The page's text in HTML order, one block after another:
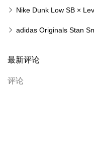
Nike Dunk Low SB ×
adidas Originals Stan
最新评论